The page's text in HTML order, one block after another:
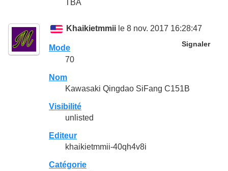
TBA
Khaikietmmii le 8 nov. 2017 16:28:47
Signaler
Mode
70
Nom
Kawasaki Qingdao SiFang C151B
Visibilité
unlisted
Editeur
khaikietmmii-40qh4v8i
Catégorie